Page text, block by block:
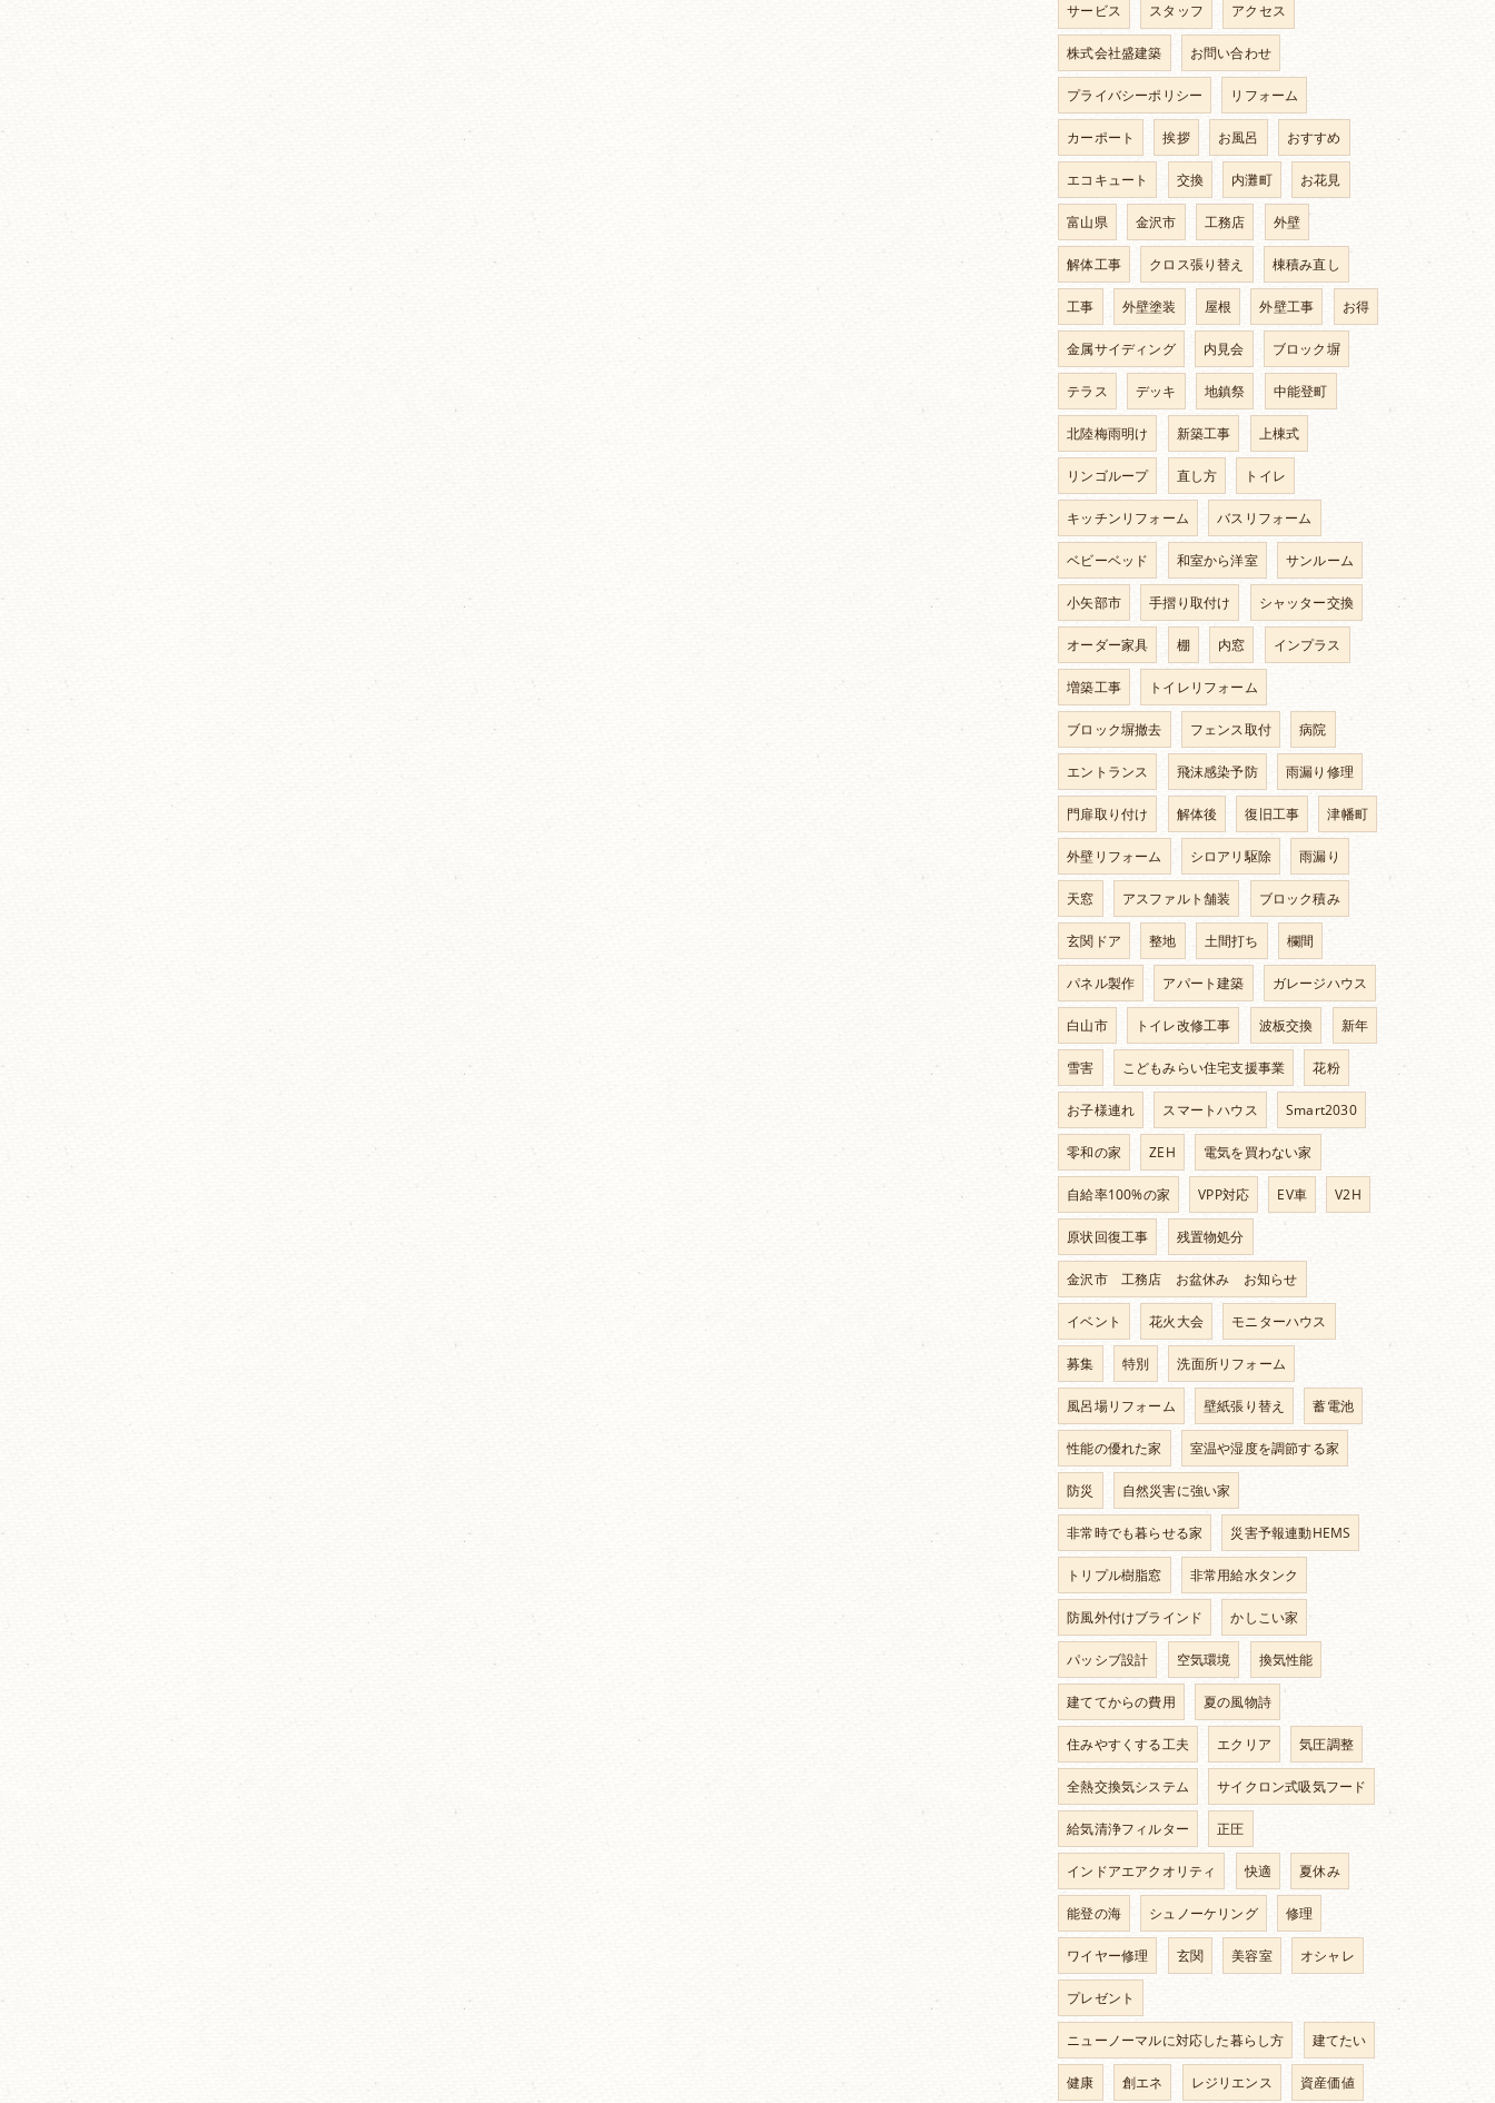
サービス スタッフ アクセス
株式会社盛建築 お問い合わせ
プライバシーポリシー リフォーム
カーポート 挨拶 お風呂 おすすめ
エコキュート 交換 内灘町 お花見
富山県 金沢市 工務店 外壁
解体工事 クロス張り替え 棟積み直し
工事 外壁塗装 屋根 外壁工事 お得
金属サイディング 内見会 ブロック塀
テラス デッキ 地鎮祭 中能登町
北陸梅雨明け 新築工事 上棟式
リンゴループ 直し方 トイレ
キッチンリフォーム バスリフォーム
ベビーベッド 和室から洋室 サンルーム
小矢部市 手摺り取付け シャッター交換
オーダー家具 棚 内窓 インプラス
増築工事 トイレリフォーム
ブロック塀撤去 フェンス取付 病院
エントランス 飛沫感染予防 雨漏り修理
門扉取り付け 解体後 復旧工事 津幡町
外壁リフォーム シロアリ駆除 雨漏り
天窓 アスファルト舗装 ブロック積み
玄関ドア 整地 土間打ち 欄間
パネル製作 アパート建築 ガレージハウス
白山市 トイレ改修工事 波板交換 新年
雪害 こどもみらい住宅支援事業 花粉
お子様連れ スマートハウス Smart2030
零和の家 ZEH 電気を買わない家
自給率100%の家 VPP対応 EV車 V2H
原状回復工事 残置物処分
金沢市 工務店 お盆休み お知らせ
イベント 花火大会 モニターハウス
募集 特別 洗面所リフォーム
風呂場リフォーム 壁紙張り替え 蓄電池
性能の優れた家 室温や湿度を調節する家
防災 自然災害に強い家
非常時でも暮らせる家 災害予報連動HEMS
トリプル樹脂窓 非常用給水タンク
防風外付けブラインド かしこい家
パッシブ設計 空気環境 換気性能
建ててからの費用 夏の風物詩
住みやすくする工夫 エクリア 気圧調整
全熱交換気システム サイクロン式吸気フード
給気清浄フィルター 正圧
インドアエアクオリティ 快適 夏休み
能登の海 シュノーケリング 修理
ワイヤー修理 玄関 美容室 オシャレ
プレゼント
ニューノーマルに対応した暮らし方 建てたい
健康 創エネ レジリエンス 資産価値